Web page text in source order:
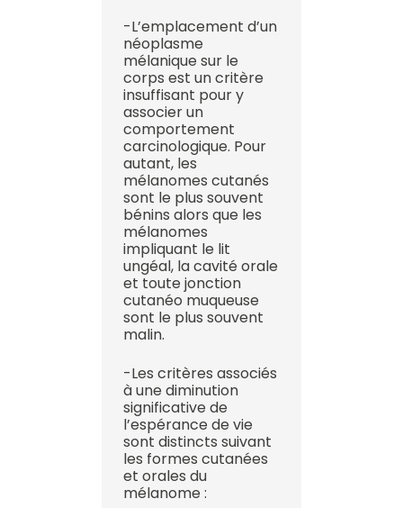
-L’emplacement d’un
néoplasme
mélanique sur le
corps est un critère
insuffisant pour y
associer un
comportement
carcinologique. Pour
autant, les
mélanomes cutanés
sont le plus souvent
bénins alors que les
mélanomes
impliquant le lit
ungéal, la cavité orale
et toute jonction
cutanéo muqueuse
sont le plus souvent
malin.
-Les critères associés
à une diminution
significative de
l’espérance de vie
sont distincts suivant
les formes cutanées
et orales du
mélanome :